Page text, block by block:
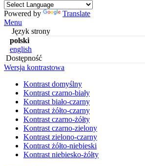
Powered by
Translate
Menu
Język strony
polski
english
Dostępność
Wersja kontrastowa
Kontrast domyślny
Kontrast czarno-biały
Kontrast biało-czarny
Kontrast żółto-czarny
Kontrast czarno-żółty
Kontrast czarno-zielony
Kontrast zielono-czarny
Kontrast żółto-niebieski
Kontrast niebiesko-żółty